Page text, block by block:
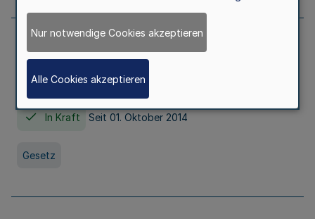
Gesetz über die Hochschulen des Landes
Nordrhein-Westfalen (Hochschulgesetz -
HG)
In Kraft Seit 01. Oktober 2014
Gesetz
Nur notwendige Cookies akzeptieren
Alle Cookies akzeptieren